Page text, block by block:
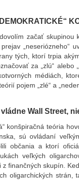
začať skupinou
„neseriózneho“
tých, ktorí trpia
za „zlú“ alebo
médiách,
pojem „zlé“ a
vládne Wall Street,
konšpiračná teória
sú ovládaní
občania a ktorí
veľkých
finančných skupín.
oligarchických strán,